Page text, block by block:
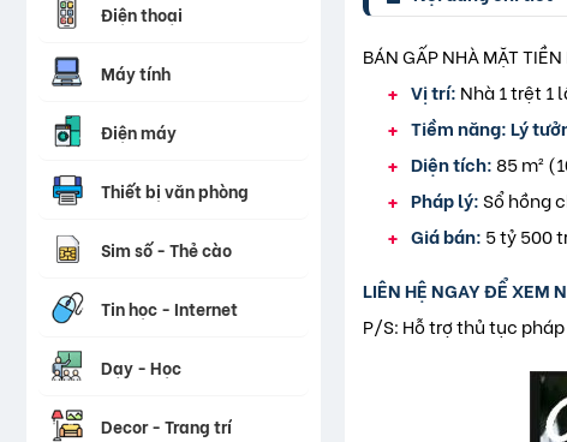
Điện thoại
Máy tính
Điện máy
Thiết bị văn phòng
Sim số - Thẻ cào
Tin học - Internet
Dạy - Học
Decor - Trang trí
BÁN GẤP NHÀ MẶT
Vị trí: Nhà 1 trệt 1
Tiềm năng:Lý
Diện tích: 85 m²
Pháp lý:Sổ hồng
Giá bán: 5 tỷ 500
LIÊN HỆ NGAY ĐỂ XEM
P/S: Hỗ trợ thủ tục